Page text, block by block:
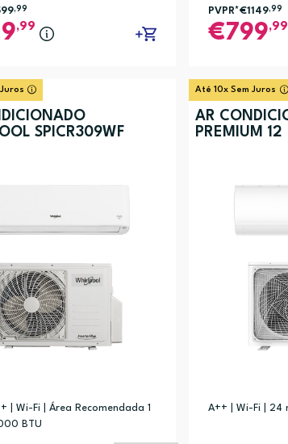
,99
,99
PVPR*€1149,99
799,99
SPICR309WF
| Wi-Fi | Área Recomendada 1
BTU
Até 10x Sem Juros
AR
PREMIUM 12
A++ | Wi-Fi | 24